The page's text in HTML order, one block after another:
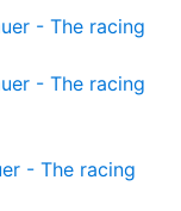
- The racing